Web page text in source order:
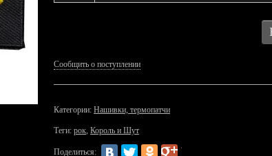
Сообщить о поступлении
Категории: Нашивки, термопатчи
Теги: рок, Король и Шут
Поделиться: